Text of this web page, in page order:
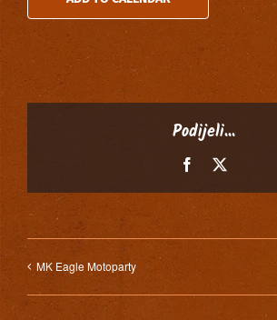
Podijeli...
Facebook
MK Eagle Motoparty